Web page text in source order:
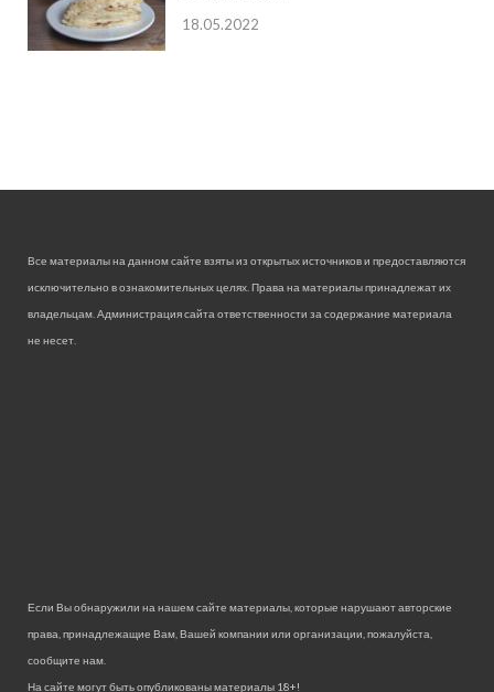
18.05.2022
Все материалы на данном сайте взяты из открытых источников и предоставляются
исключительно в ознакомительных целях. Права на материалы принадлежат их
владельцам. Администрация сайта ответственности за содержание материала
не несет.
Если Вы обнаружили на нашем сайте материалы, которые нарушают авторские
права, принадлежащие Вам, Вашей компании или организации, пожалуйста,
сообщите нам.
На сайте могут быть опубликованы материалы 18+!